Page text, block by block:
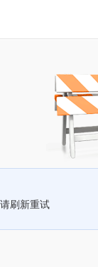
刷新重试